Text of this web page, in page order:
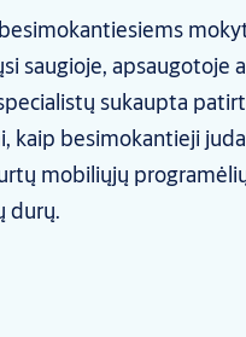
saugioje, apsaugotoje
sukaupta
kaip besimokantieji
mobiliųjų
durų.